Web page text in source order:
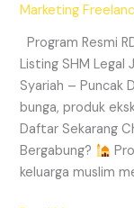
Marketing
Program Resmi
Listing SHM Legal
Syariah – Puncak
bunga, produk
Daftar Sekarang
Bergabung?
keluarga muslim
Cicilan
Tanpa
Bunga
Puncak
Dua
Bogor